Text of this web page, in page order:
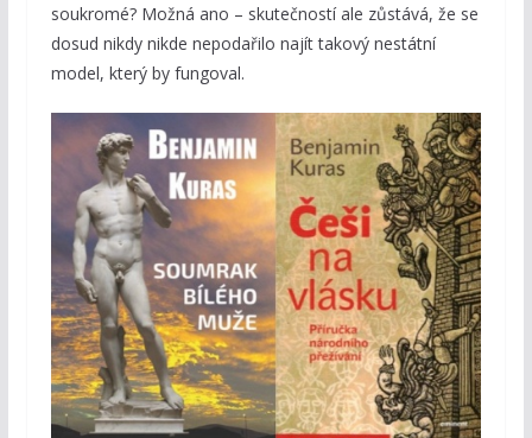
soukromé? Možná ano – skutečností ale zůstává, že se
dosud nikdy nikde nepodařilo najít takový nestátní
model, který by fungoval.